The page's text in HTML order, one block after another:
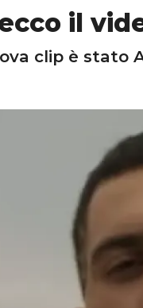
il
clip è stato